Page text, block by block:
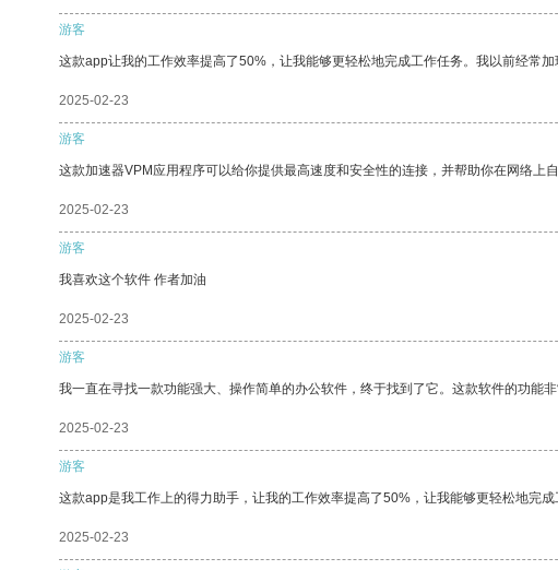
游客
这款app让我的工作效率提高了50%，让我能够更轻松地完成工作任务。我以前经常
2025-02-23
游客
这款加速器VPM应用程序可以给你提供最高速度和安全性的连接，并帮助你在网络上自
2025-02-23
游客
我喜欢这个软件 作者加油
2025-02-23
游客
我一直在寻找一款功能强大、操作简单的办公软件，终于找到了它。这款软件的功能
2025-02-23
游客
这款app是我工作上的得力助手，让我的工作效率提高了50%，让我能够更轻松地完成
2025-02-23